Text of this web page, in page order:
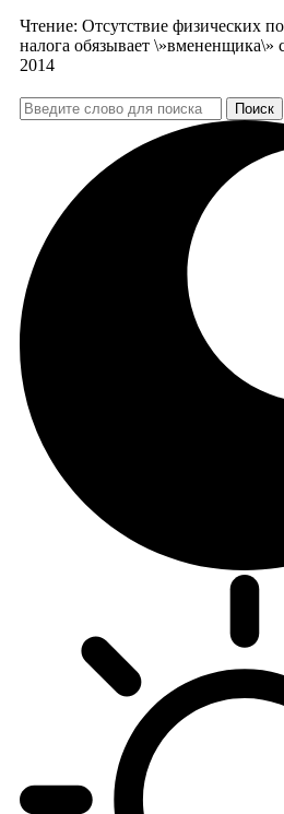
Чтение: Отсутствие физических
налога обязывает \»вмененщика\»
2014